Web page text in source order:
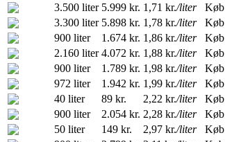
3.500 liter 5.999 kr. 1,71 kr./liter
Køb
3.300 liter 5.898 kr. 1,78 kr./liter
Køb
900 liter
1.674 kr. 1,86 kr./liter
Køb
2.160 liter 4.072 kr. 1,88 kr./liter
Køb
900 liter
1.789 kr. 1,98 kr./liter
Køb
972 liter
1.942 kr. 1,99 kr./liter
Køb
40 liter
89 kr. 2,22 kr./liter
Køb
900 liter
2.054 kr. 2,28 kr./liter
Køb
50 liter
149 kr. 2,97 kr./liter
Køb